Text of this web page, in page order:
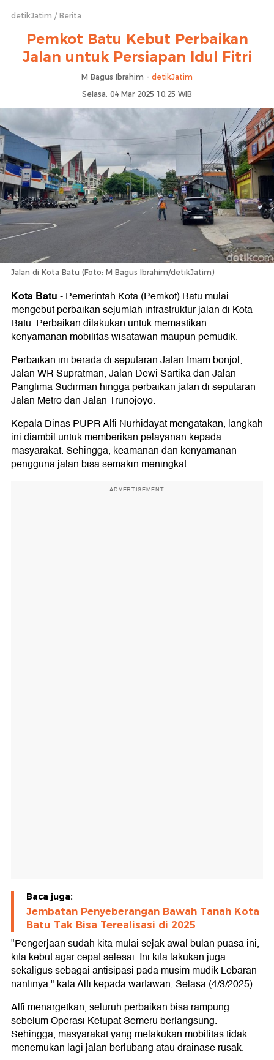
detikJatim Berita
Pemkot Batu Kebut Perbaikan
Jalan untuk Persiapan Idul Fitri
M Bagus Ibrahim - detikJatim
Selasa, 04 Mar 2025 10:25 WIB
Jalan di Kota Batu (Foto: M Bagus Ibrahim/detikJatim)
Kota Batu-Pemerintah Kota (Pemkot) Batu mulai
mengebut perbaikan sejumlah infrastruktur jalan di Kota
Batu. Perbaikan dilakukan untuk memastikan
kenyamanan mobilitas wisatawan maupun pemudik.
Perbaikan ini berada di seputaran Jalan Imam bonjol,
Jalan WR Supratman, Jalan Dewi Sartika dan Jalan
Panglima Sudirman hingga perbaikan jalan di seputaran
Jalan Metro dan Jalan Trunojoyo.
Kepala Dinas PUPR Alfi Nurhidayat mengatakan, langkah
ini diambil untuk memberikan pelayanan kepada
masyarakat. Sehingga, keamanan dan kenyamanan
pengguna jalan bisa semakin meningkat.
ADVERTISEMENT
Baca juga:
Jembatan Penyeberangan Bawah Tanah Kota
Batu Tak Bisa Terealisasi di 2025
"Pengerjaan sudah kita mulai sejak awal bulan puasa ini,
kita kebut agar cepat selesai. Ini kita lakukan juga
sekaligus sebagai antisipasi pada musim mudik Lebaran
nantinya," kata Alfi kepada wartawan, Selasa (4/3/2025).
Alfi menargetkan, seluruh perbaikan bisa rampung
sebelum Operasi Ketupat Semeru berlangsung.
Sehingga, masyarakat yang melakukan mobilitas tidak
menemukan lagi jalan berlubang atau drainase rusak.